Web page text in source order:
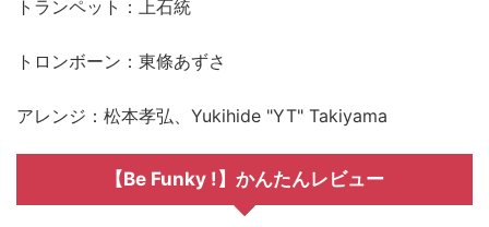
トランペット：上石統
トロンボーン：東條あずさ
アレンジ：松本孝弘、Yukihide "YT" Takiyama
【Be Funky !】かんたんレビュー